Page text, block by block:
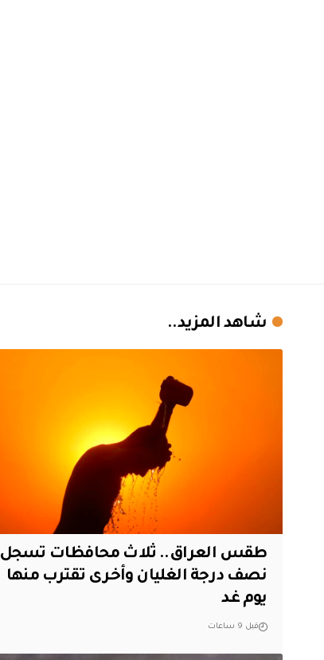
شاهد المزيد..
طقس العراق.. ثلاث محافظات تسجل
نصف درجة الغليان وأخرى تقترب منها
يوم غد
قبل 9 ساعات